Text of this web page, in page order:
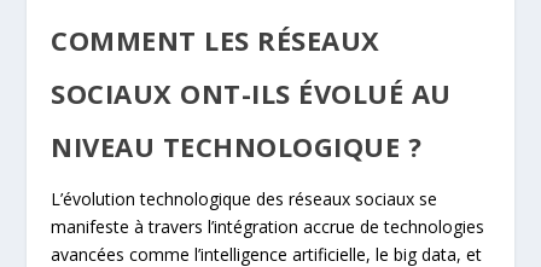
COMMENT LES RÉSEAUX
SOCIAUX ONT-ILS ÉVOLUÉ AU
NIVEAU TECHNOLOGIQUE ?
L’évolution technologique des réseaux sociaux se
manifeste à travers l’intégration accrue de technologies
avancées comme l’intelligence artificielle, le big data, et